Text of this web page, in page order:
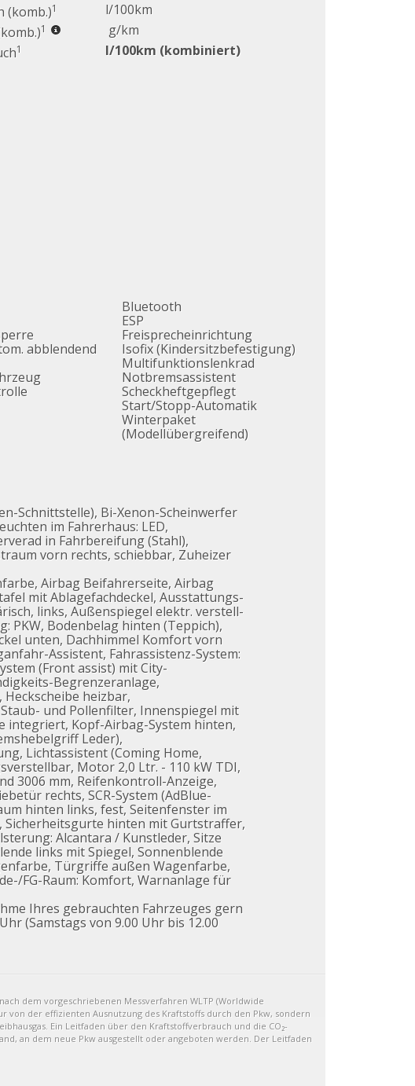
(komb.)1
l/100km
1
g/km
1 l/100km (kombiniert)
abblendend
Bluetooth
ESP
Freisprecheinrichtung
Isofix (Kindersitzbefestigung)
Multifunktionslenkrad
Notbremsassistent
Scheckheftgepflegt
Start/Stopp-Automatik
Winterpaket
(Modellübergreifend)
Schnittstelle), Bi-Xenon-Scheinwerfer
im Fahrerhaus: LED,
in Fahrbereifung (Stahl),
vorn rechts, schiebbar, Zuheizer
Airbag Beifahrerseite, Airbag
mit Ablagefachdeckel, Ausstattungs-
links, Außenspiegel elektr. verstell-
PKW, Bodenbelag hinten (Teppich),
unten, Dachhimmel Komfort vorn
Assistent, Fahrassistenz-System:
(Front assist) mit City-
Begrenzeranlage,
heizbar,
und Pollenfilter, Innenspiegel mit
integriert, Kopf-Airbag-System hinten,
Leder),
Lichtassistent (Coming Home,
Motor 2,0 Ltr. - 110 kW TDI,
3006 mm, Reifenkontroll-Anzeige,
rechts, SCR-System (AdBlue-
hinten links, fest, Seitenfenster im
Sicherheitsgurte hinten mit Gurtstraffer,
Alcantara / Kunstleder, Sitze
links mit Spiegel, Sonnenblende
Türgriffe außen Wagenfarbe,
FG-Raum: Komfort, Warnanlage für
Ihres gebrauchten Fahrzeuges gern
(Samstags von 9.00 Uhr bis 12.00
dem vorgeschriebenen Messverfahren WLTP (Worldwide
von der effizienten Ausnutzung des Kraftstoffs durch den Pkw, sondern
Ein Leitfaden über den Kraftstoffverbrauch und die CO₂-
an dem neue Pkw ausgestellt oder angeboten werden. Der Leitfaden